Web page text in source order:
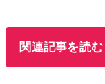
関連記事を読む